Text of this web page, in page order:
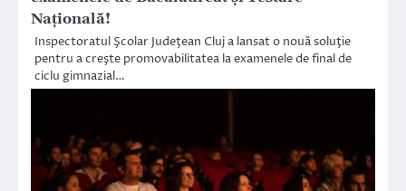
Naţională!
Inspectoratul Şcolar Judeţean Cluj a lansat o nouă soluţie
pentru a creşte promovabilitatea la examenele de final de
ciclu gimnazial…